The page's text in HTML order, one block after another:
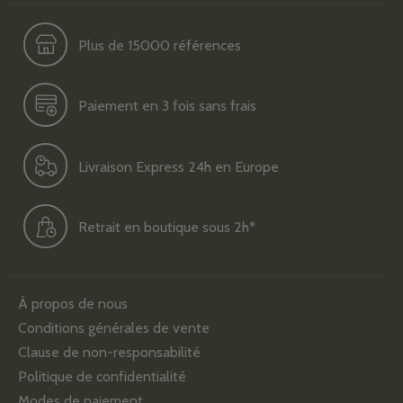
Plus de 15000 références
Paiement en 3 fois sans frais
Livraison Express 24h en Europe
Retrait en boutique sous 2h*
À propos de nous
Conditions générales de vente
Clause de non-responsabilité
Politique de confidentialité